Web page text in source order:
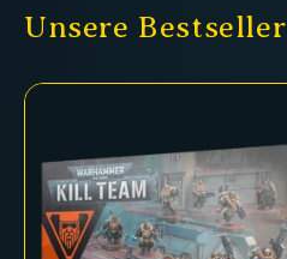
Unsere Bestseller